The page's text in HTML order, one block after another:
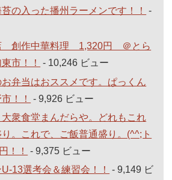
の入った播州ラーメンです！！
-
創作中華料理 1,320円 ＠とら
市！！
- 10,246 ビュー
お弁当はおススメです。ぱっくん
！！
- 9,926 ビュー
衆食堂まんだらや。どれもこれ
。これで、ご飯普通盛り。(^^;ト
！！
- 9,375 ビュー
13選考会＆練習会！！
- 9,149 ビ